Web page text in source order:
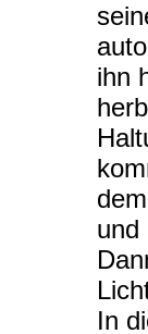
ihn
und
In